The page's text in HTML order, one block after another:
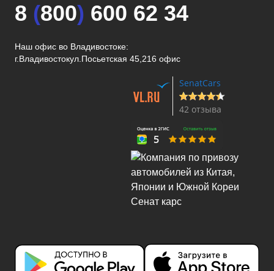
8 (800) 600 62 34
Наш офис во Владивостоке:
г.Владивостокул.Посьетская 45,216 офис
SenatCars
42 отзыва